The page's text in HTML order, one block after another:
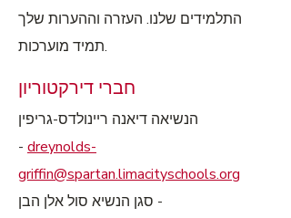
התלמידים שלנו. העזרה וההערות שלך
תמיד מוערכות.
חברי דירקטוריון
הנשיאה דיאנה ריינולדס-גריפין
- dreynolds-
griffin@spartan.limacityschools.org
סגן הנשיא סול אלן הבן -